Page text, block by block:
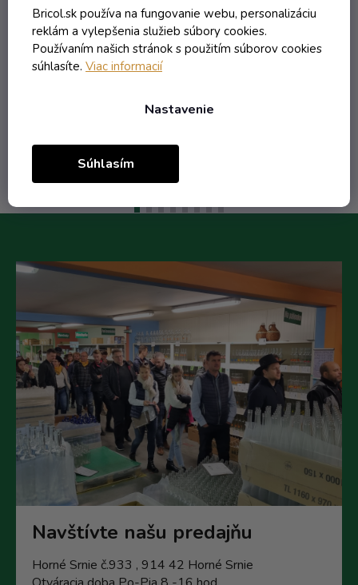
Bricol.sk používa na fungovanie webu, personalizáciu
reklám a vylepšenia služieb súbory cookies.
Používaním našich stránok s použitím súborov cookies
súhlasíte. Viac informacií
Nastavenie
Súhlasím
0,21 € vrátane DPH
0,17 €
Navštívte našu predajňu
Horné Srnie č.933 , 914 42 Horné Srnie